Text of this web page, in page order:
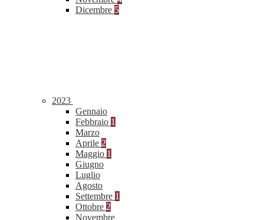
Dicembre 5
2023
Gennaio
Febbraio 1
Marzo
Aprile 2
Maggio 1
Giugno
Luglio
Agosto
Settembre 1
Ottobre 2
Novembre